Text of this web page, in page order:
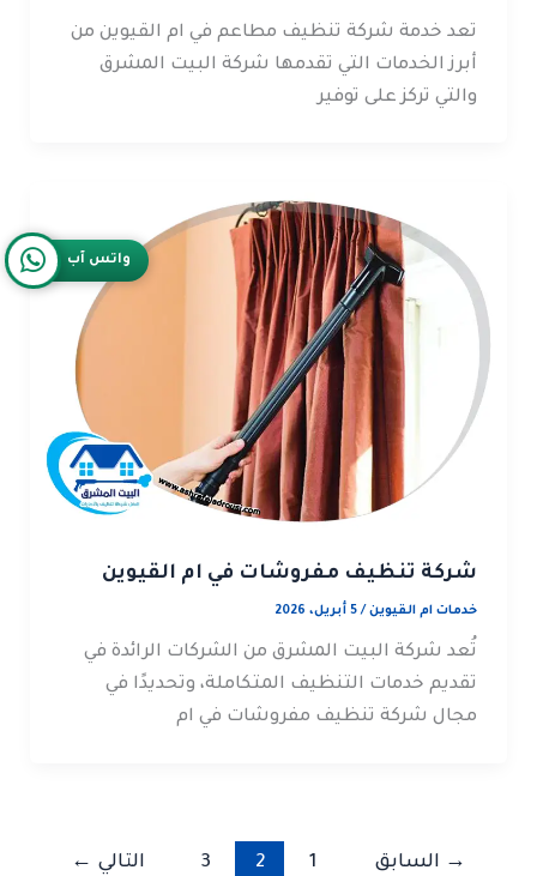
تعد خدمة شركة تنظيف مطاعم في ام القيوين من
أبرز الخدمات التي تقدمها شركة البيت المشرق
والتي تركز على توفير
شركة تنظيف مفروشات في ام القيوين
خدمات ام القيوين/5 أبريل، 2026
تُعد شركة البيت المشرق من الشركات الرائدة في
تقديم خدمات التنظيف المتكاملة، وتحديدًا في
مجال شركة تنظيف مفروشات في ام
→ السابق 1
2
3 التالي ←
واتس آب